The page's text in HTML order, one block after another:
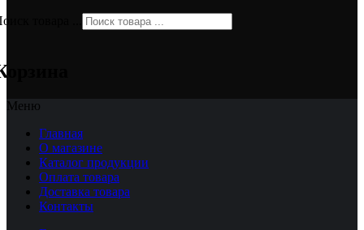
товара ...
Меню
Главная
О магазине
Каталог продукции
Оплата товара
Доставка товара
Контакты